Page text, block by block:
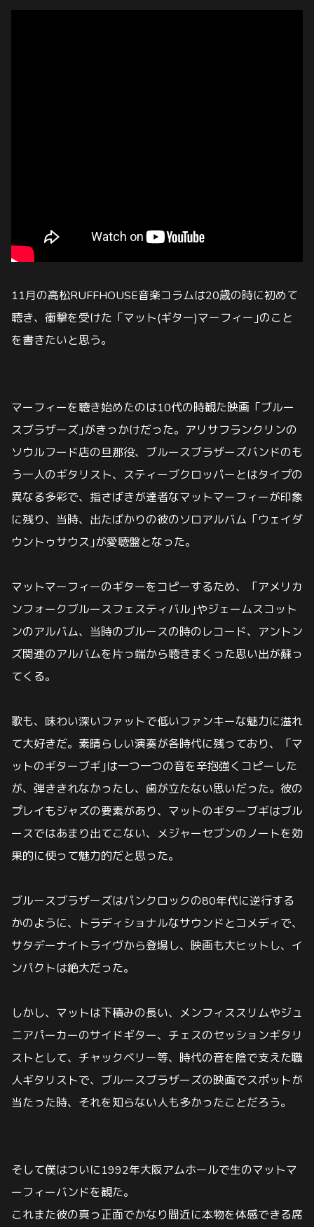
11月の高松RUFFHOUSE音楽コラムは20歳の時に初めて
聴き、衝撃を受けた「マット(ギター)マーフィー｣のこと
を書きたいと思う。
マーフィーを聴き始めたのは10代の時観た映画「ブルー
スブラザーズ｣がきっかけだった。アリサフランクリンの
ソウルフード店の旦那役、ブルースブラザーズバンドのも
う一人のギタリスト、スティーブクロッパーとはタイプの
異なる多彩で、指さばきが達者なマットマーフィーが印象
に残り、当時、出たばかりの彼のソロアルバム「ウェイダ
ウントゥサウス｣が愛聴盤となった。
マットマーフィーのギターをコピーするため、「アメリカ
ンフォークブルースフェスティバル｣やジェームスコット
ンのアルバム、当時のブルースの時のレコード、アントン
ズ関連のアルバムを片っ端から聴きまくった思い出が蘇っ
てくる。
歌も、味わい深いファットで低いファンキーな魅力に溢れ
て大好きだ。素晴らしい演奏が各時代に残っており、「マ
ットのギターブギ｣は一つ一つの音を辛抱強くコピーした
が、弾ききれなかったし、歯が立たない思いだった。彼の
プレイもジャズの要素があり、マットのギターブギはブル
ースではあまり出てこない、メジャーセブンのノートを効
果的に使って魅力的だと思った。
ブルースブラザーズはパンクロックの80年代に逆行する
かのように、トラディショナルなサウンドとコメディで、
サタデーナイトライヴから登場し、映画も大ヒットし、イ
ンパクトは絶大だった。
しかし、マットは下積みの長い、メンフィススリムやジュ
ニアパーカーのサイドギター、チェスのセッションギタリ
ストとして、チャックベリー等、時代の音を陰で支えた職
人ギタリストで、ブルースブラザーズの映画でスポットが
当たった時、それを知らない人も多かったことだろう。
そして僕はついに1992年大阪アムホールで生のマットマ
ーフィーバンドを観た。
これまた彼の真っ正面でかなり間近に本物を体感できる席